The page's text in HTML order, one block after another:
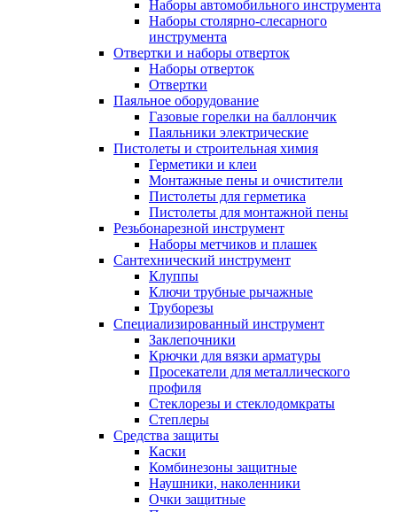
Наборы автомобильного инструмента
Наборы столярно-слесарного
инструмента
Отвертки и наборы отверток
Наборы отверток
Отвертки
Паяльное оборудование
Газовые горелки на баллончик
Паяльники электрические
Пистолеты и строительная химия
Герметики и клеи
Монтажные пены и очистители
Пистолеты для герметика
Пистолеты для монтажной пены
Резьбонарезной инструмент
Наборы метчиков и плашек
Сантехнический инструмент
Клуппы
Ключи трубные рычажные
Труборезы
Специализированный инструмент
Заклепочники
Крючки для вязки арматуры
Просекатели для металлического
профиля
Стеклорезы и стеклодомкраты
Степлеры
Средства защиты
Каски
Комбинезоны защитные
Наушники, наколенники
Очки защитные